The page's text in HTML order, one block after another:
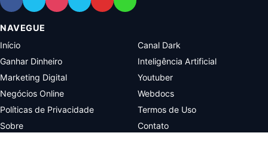
NAVEGUE
Início
Canal Dark
Ganhar Dinheiro
Inteligência Artificial
Marketing Digital
Youtuber
Negócios Online
Webdocs
Políticas de Privacidade
Termos de Uso
Sobre
Contato